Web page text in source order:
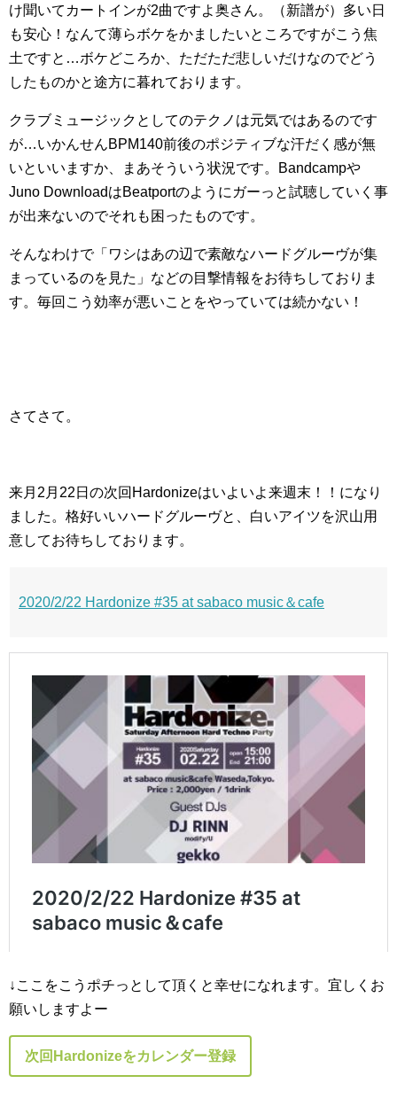
け聞いてカートインが2曲ですよ奥さん。（新譜が）多い日
も安心！なんて薄らボケをかましたいところですがこう焦
土ですと…ボケどころか、ただただ悲しいだけなのでどう
したものかと途方に暮れております。
クラブミュージックとしてのテクノは元気ではあるのです
が…いかんせんBPM140前後のポジティブな汗だく感が無
いといいますか、まあそういう状況です。Bandcampや
Juno DownloadはBeatportのようにガーっと試聴していく事
が出来ないのでそれも困ったものです。
そんなわけで「ワシはあの辺で素敵なハードグルーヴが集
まっているのを見た」などの目撃情報をお待ちしておりま
す。毎回こう効率が悪いことをやっていては続かない！
さてさて。
来月2月22日の次回Hardonizeはいよいよ来週末！！になり
ました。格好いいハードグルーヴと、白いアイツを沢山用
意してお待ちしております。
2020/2/22 Hardonize #35 at sabaco music＆cafe
↓ここをこうポチっとして頂くと幸せになれます。宜しくお
願いしますよー
次回Hardonizeをカレンダー登録